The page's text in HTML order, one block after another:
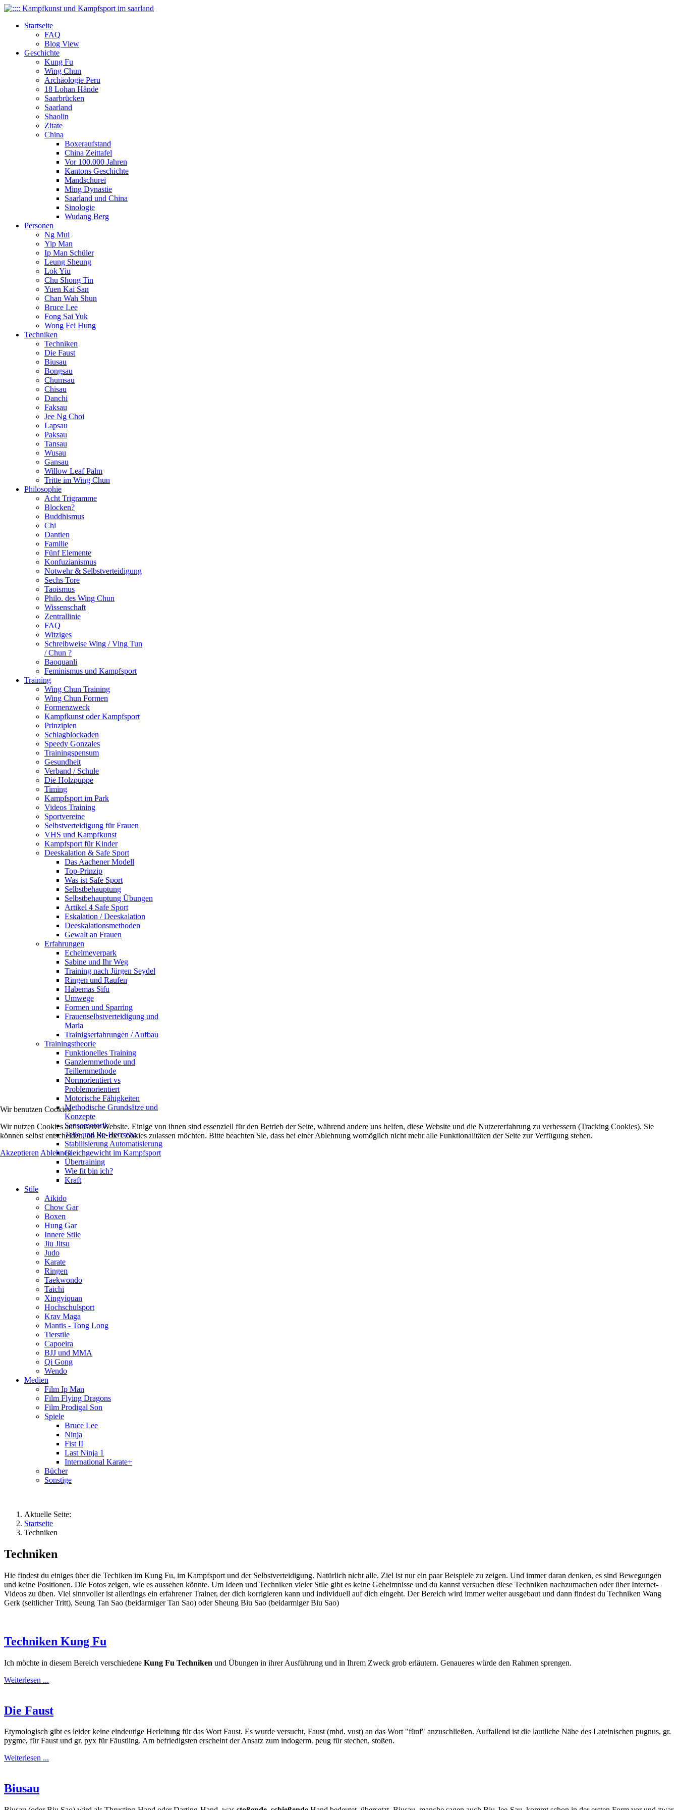
Startseite
FAQ
Blog View
Geschichte
Kung Fu
Wing Chun
Archäologie Peru
18 Lohan Hände
Saarbrücken
Saarland
Shaolin
Zitate
China
Boxeraufstand
China Zeittafel
Vor 100.000 Jahren
Kantons Geschichte
Mandschurei
Ming Dynastie
Saarland und China
Sinologie
Wudang Berg
Personen
Ng Mui
Yip Man
Ip Man Schüler
Leung Sheung
Lok Yiu
Chu Shong Tin
Yuen Kai San
Chan Wah Shun
Bruce Lee
Fong Sai Yuk
Wong Fei Hung
Techniken
Techniken
Die Faust
Biusau
Bongsau
Chumsau
Chisau
Danchi
Faksau
Jee Ng Choi
Lapsau
Paksau
Tansau
Wusau
Gansau
Willow Leaf Palm
Tritte im Wing Chun
Philosophie
Acht Trigramme
Blocken?
Buddhismus
Chi
Dantien
Familie
Fünf Elemente
Konfuzianismus
Notwehr & Selbstverteidigung
Sechs Tore
Taoismus
Philo. des Wing Chun
Wissenschaft
Zentrallinie
FAQ
Witziges
Schreibweise Wing / Ving Tun
/ Chun ?
Baoquanli
Feminismus und Kampfsport
Training
Wing Chun Training
Wing Chun Formen
Formenzweck
Kampfkunst oder Kampfsport
Prinzipien
Schlagblockaden
Speedy Gonzales
Trainingspensum
Gesundheit
Verband / Schule
Die Holzpuppe
Timing
Kampfsport im Park
Videos Training
Sportvereine
Selbstverteidigung für Frauen
VHS und Kampfkunst
Kampfsport für Kinder
Deeskalation & Safe Sport
Das Aachener Modell
Top-Prinzip
Was ist Safe Sport
Selbstbehauptung
Selbstbehauptung Übungen
Artikel 4 Safe Sport
Eskalation / Deeskalation
Deeskalationsmethoden
Gewalt an Frauen
Erfahrungen
Echelmeyerpark
Sabine und Ihr Weg
Training nach Jürgen Seydel
Ringen und Raufen
Habemas Sifu
Umwege
Formen und Sparring
Frauenselbstverteidigung und
Maria
Trainigserfahrungen / Aufbau
Trainingstheorie
Funktionelles Training
Ganzlernmethode und
Teillernmethode
Normorientiert vs
Problemorientiert
Motorische Fähigkeiten
Methodische Grundsätze und
Konzepte
Sensomotorik
Teile und Be-Herrsche
Stabilisierung Automatisierung
Gleichgewicht im Kampfsport
Übertraining
Wie fit bin ich?
Kraft
Stile
Aikido
Chow Gar
Boxen
Hung Gar
Innere Stile
Jiu Jitsu
Judo
Karate
Ringen
Taekwondo
Taichi
Xingyiquan
Hochschulsport
Krav Maga
Mantis - Tong Long
Tierstile
Capoeira
BJJ und MMA
Qi Gong
Wendo
Medien
Film Ip Man
Film Flying Dragons
Film Prodigal Son
Spiele
Bruce Lee
Ninja
Fist II
Last Ninja 1
International Karate+
Bücher
Sonstige
Aktuelle Seite:
Startseite
Techniken
Techniken
Hie findest du einiges über die Techiken im Kung Fu, im Kampfsport und der Selbstverteidigung. Natürlich nicht alle. Ziel ist nur ein paar Beispiele zu zeigen. Und immer daran denken, es sind Bewegungen
und keine Positionen. Die Fotos zeigen, wie es aussehen könnte. Um Ideen und Techniken vieler Stile gibt es keine Geheimnisse und du kannst versuchen diese Techniken nachzumachen oder über Internet-
Videos zu üben. Viel sinnvoller ist allerdings ein erfahrener Trainer, der dich korrigieren kann und individuell auf dich eingeht. Der Bereich wird immer weiter ausgebaut und dann findest du Techniken Wang
Gerk (seitlicher Tritt), Seung Tan Sao (beidarmiger Tan Sao) oder Sheung Biu Sao (beidarmiger Biu Sao)
Techniken Kung Fu
Ich möchte in diesem Bereich verschiedene Kung Fu Techniken und Übungen in ihrer Ausführung und in Ihrem Zweck grob erläutern. Genaueres würde den Rahmen sprengen.
Weiterlesen ...
Die Faust
Etymologisch gibt es leider keine eindeutige Herleitung für das Wort Faust. Es wurde versucht, Faust (mhd. vust) an das Wort "fünf" anzuschließen. Auffallend ist die lautliche Nähe des Lateinischen pugnus, gr.
pygme, für Faust und gr. pyx für Fäustling. Am befriedigsten erscheint der Ansatz zum indogerm. peug für stechen, stoßen.
Weiterlesen ...
Biusau
Wir benutzen Cookies
Wir nutzen Cookies auf unserer Website. Einige von ihnen sind essenziell für den Betrieb der Seite, während andere uns helfen, diese Website und die Nutzererfahrung zu verbessern (Tracking Cookies). Sie
können selbst entscheiden, ob Sie die Cookies zulassen möchten. Bitte beachten Sie, dass bei einer Ablehnung womöglich nicht mehr alle Funktionalitäten der Seite zur Verfügung stehen.
Akzeptieren Ablehnen